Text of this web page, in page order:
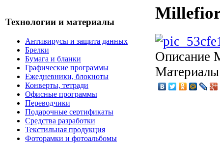
Технологии и материалы
Антивирусы и защита данных
Брелки
Бумага и бланки
Графические программы
Ежедневники, блокноты
Конверты, тетради
Офисные программы
Переводчики
Подарочные сертификаты
Средства разработки
Текстильная продукция
Фоторамки и фотоальбомы
Описание